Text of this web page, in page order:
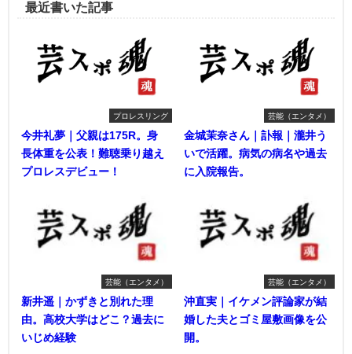
最近書いた記事
プロレスリング
今井礼夢｜父親は175R。身
長体重を公表！難聴乗り越え
プロレスデビュー！
芸能（エンタメ）
金城茉奈さん｜訃報｜瀧井う
いで活躍。病気の病名や過去
に入院報告。
芸能（エンタメ）
新井遥｜かずきと別れた理
由。高校大学はどこ？過去に
いじめ経験
芸能（エンタメ）
沖直実｜イケメン評論家が結
婚した夫とゴミ屋敷画像を公
開。